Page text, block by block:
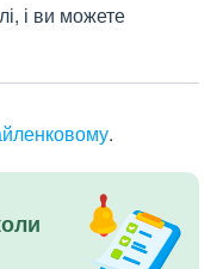
і ви можете
.